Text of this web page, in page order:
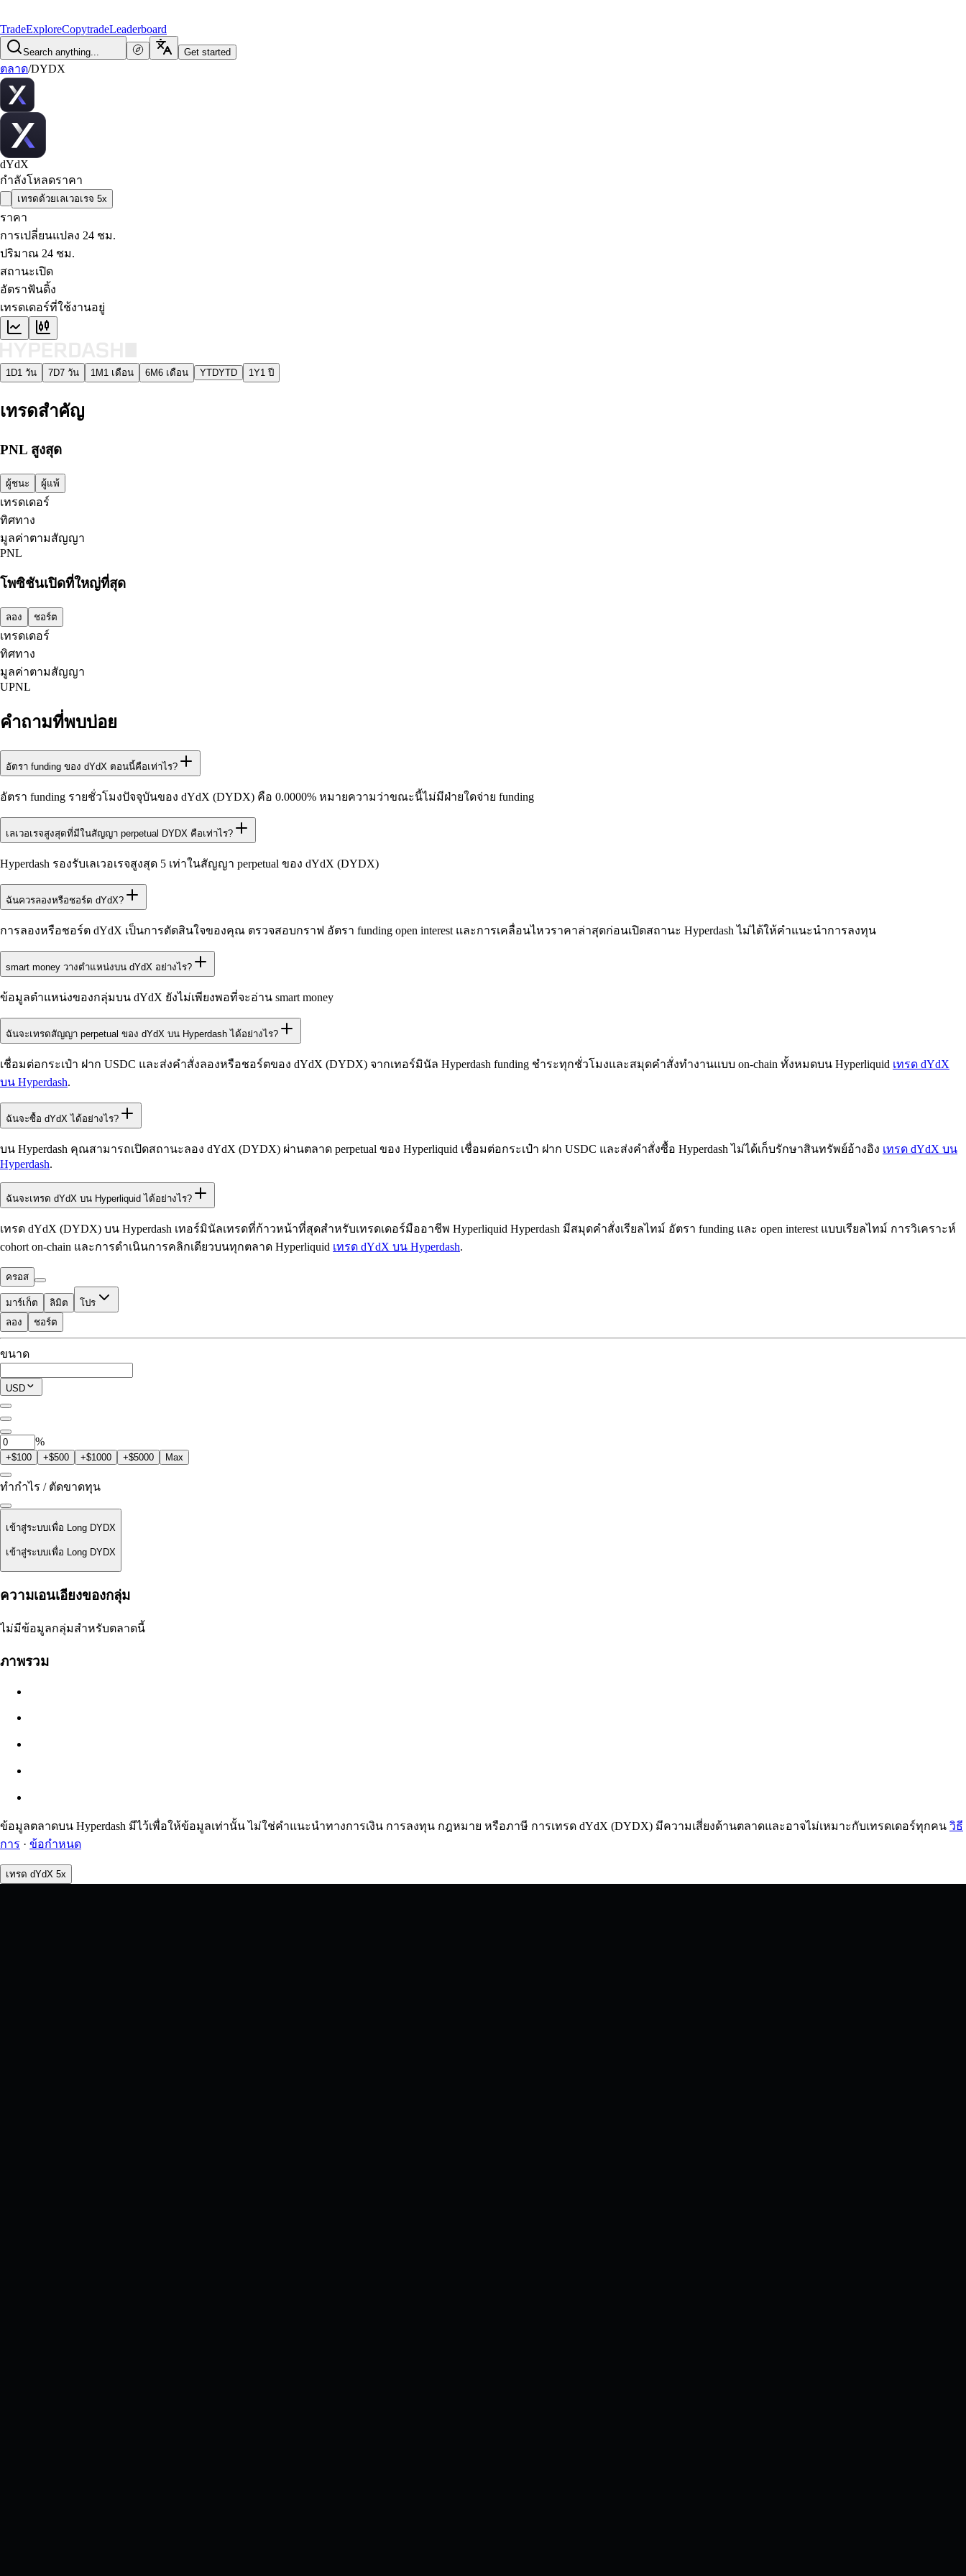
TradeExploreCopytradeLeaderboard
Search anything... Get started
ตลาด/DYDX
dYdX
กำลังโหลดราคา
เทรดด้วยเลเวอเรจ 5x
ราคา
การเปลี่ยนแปลง 24 ชม.
ปริมาณ 24 ชม.
สถานะเปิด
อัตราฟันดิ้ง
เทรดเดอร์ที่ใช้งานอยู่
1D1 วัน 7D7 วัน 1M 1 เดือน 6M6 เดือน YTDYTD 1Y1 ปี
เทรดสำคัญ
PNL สูงสุด
ผู้ชนะ ผู้แพ้
เทรดเดอร์
ทิศทาง
มูลค่าตามสัญญา
PNL
โพซิชันเปิดที่ใหญ่ที่สุด
ลอง ชอร์ต
เทรดเดอร์
ทิศทาง
มูลค่าตามสัญญา
UPNL
คำถามที่พบบ่อย
อัตรา funding ของ dYdX ตอนนี้คือเท่าไร?
อัตรา funding รายชั่วโมงปัจจุบันของ dYdX (DYDX) คือ 0.0000% หมายความว่าขณะนี้ไม่มีฝ่ายใดจ่าย funding
เลเวอเรจสูงสุดที่มีในสัญญา perpetual DYDX คือเท่าไร?
Hyperdash รองรับเลเวอเรจสูงสุด 5 เท่าในสัญญา perpetual ของ dYdX (DYDX)
ฉันควรลองหรือชอร์ต dYdX?
การลองหรือชอร์ต dYdX เป็นการตัดสินใจของคุณ ตรวจสอบกราฟ อัตรา funding open interest และการเคลื่อนไหวราคาล่าสุดก่อนเปิดสถานะ Hyperdash ไม่ได้ให้คำแนะนำการลงทุน
smart money วางตำแหน่งบน dYdX อย่างไร?
ข้อมูลตำแหน่งของกลุ่มบน dYdX ยังไม่เพียงพอที่จะอ่าน smart money
ฉันจะเทรดสัญญา perpetual ของ dYdX บน Hyperdash ได้อย่างไร?
เชื่อมต่อกระเป๋า ฝาก USDC และส่งคำสั่งลองหรือชอร์ตของ dYdX (DYDX) จากเทอร์มินัล Hyperdash funding ชำระทุกชั่วโมงและสมุดคำสั่งทำงานแบบ on-chain ทั้งหมดบน Hyperliquid เทรด dYdX
บน Hyperdash.
ฉันจะซื้อ dYdX ได้อย่างไร?
บน Hyperdash คุณสามารถเปิดสถานะลอง dYdX (DYDX) ผ่านตลาด perpetual ของ Hyperliquid เชื่อมต่อกระเป๋า ฝาก USDC และส่งคำสั่งซื้อ Hyperdash ไม่ได้เก็บรักษาสินทรัพย์อ้างอิง เทรด dYdX บน
Hyperdash.
ฉันจะเทรด dYdX บน Hyperliquid ได้อย่างไร?
เทรด dYdX (DYDX) บน Hyperdash เทอร์มินัลเทรดที่ก้าวหน้าที่สุดสำหรับเทรดเดอร์มืออาชีพ Hyperliquid Hyperdash มีสมุดคำสั่งเรียลไทม์ อัตรา funding และ open interest แบบเรียลไทม์ การวิเคราะห์
cohort on-chain และการดำเนินการคลิกเดียวบนทุกตลาด Hyperliquid เทรด dYdX บน Hyperdash.
ครอส
มาร์เก็ต ลิมิต โปร
ที่ใช้เทรดได้
$0.00
โพซิชันปัจจุบัน
ลอง ชอร์ต
ขนาด
USD
%
+$100 +$500 +$1000 +$5000 Max
ทำกำไร / ตัดขาดทุน
เข้าสู่ระบบเพื่อ Long DYDX
เข้าสู่ระบบเพื่อ Long DYDX
ราคาชำระ
ไม่มีข้อมูล
ความเอนเอียงของกลุ่ม
ไม่มีข้อมูลกลุ่มสำหรับตลาดนี้
ภาพรวม
ข้อมูลตลาดบน Hyperdash มีไว้เพื่อให้ข้อมูลเท่านั้น ไม่ใช่คำแนะนำทางการเงิน การลงทุน กฎหมาย หรือภาษี การเทรด dYdX (DYDX) มีความเสี่ยงด้านตลาดและอาจไม่เหมาะกับเทรดเดอร์ทุกคน วิธี
การ · ข้อกำหนด
เทรด dYdX 5x